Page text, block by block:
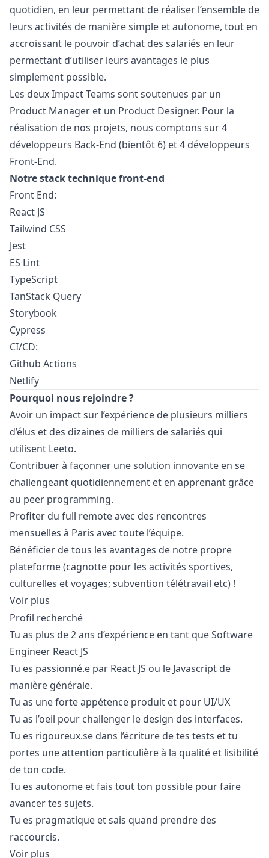
quotidien, en leur permettant de réaliser l’ensemble de
leurs activités de manière simple et autonome, tout en
accroissant le pouvoir d’achat des salariés en leur
permettant d’utiliser leurs avantages le plus
simplement possible.
Les deux Impact Teams sont soutenues par un
Product Manager et un Product Designer. Pour la
réalisation de nos projets, nous comptons sur 4
développeurs Back-End (bientôt 6) et 4 développeurs
Front-End.
Notre stack technique front-end
Front End:
React JS
Tailwind CSS
Jest
ES Lint
TypeScript
TanStack Query
Storybook
Cypress
CI/CD:
Github Actions
Netlify
Pourquoi nous rejoindre ?
Avoir un impact sur l’expérience de plusieurs milliers
d’élus et des dizaines de milliers de salariés qui
utilisent Leeto.
Contribuer à façonner une solution innovante en se
challengeant quotidiennement et en apprenant grâce
au peer programming.
Profiter du full remote avec des rencontres
mensuelles à Paris avec toute l’équipe.
Bénéficier de tous les avantages de notre propre
plateforme (cagnotte pour les activités sportives,
culturelles et voyages; subvention télétravail etc) !
Voir plus
Profil recherché
Tu as plus de 2 ans d’expérience en tant que Software
Engineer React JS
Tu es passionné.e par React JS ou le Javascript de
manière générale.
Tu as une forte appétence produit et pour UI/UX
Tu as l’oeil pour challenger le design des interfaces.
Tu es rigoureux.se dans l’écriture de tes tests et tu
portes une attention particulière à la qualité et lisibilité
de ton code.
Tu es autonome et fais tout ton possible pour faire
avancer tes sujets.
Tu es pragmatique et sais quand prendre des
raccourcis.
Voir plus